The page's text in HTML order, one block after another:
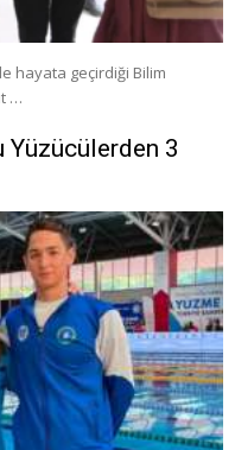
hayata geçirdiği Bilim
…
Yüzücülerden 3